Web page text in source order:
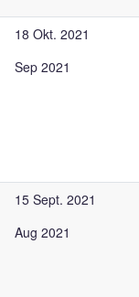
18 Okt. 2021
Sep 2021
15 Sept. 2021
Aug 2021